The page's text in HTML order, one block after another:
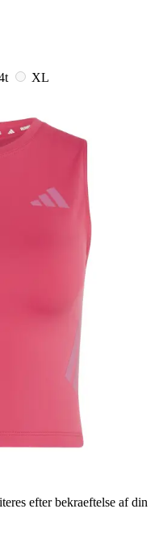
XL
efter bekraeftelse af din